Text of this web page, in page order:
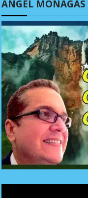
ÁNGEL MONAGAS